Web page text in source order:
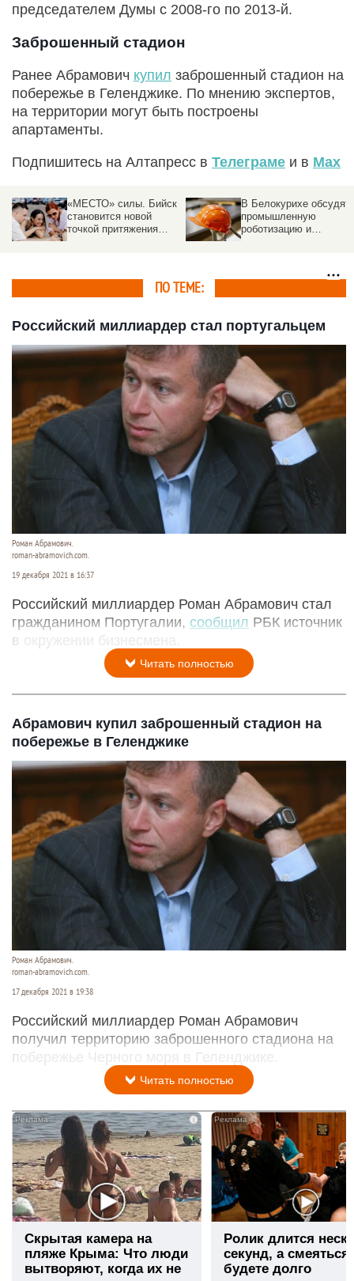
председателем Думы с 2008-го по 2013-й.
Заброшенный стадион
Ранее Абрамович купил заброшенный стадион на
побережье в Геленджике. По мнению экспертов,
на территории могут быть построены
апартаменты.
Подпишитесь на Алтапресс в Телеграме и в Max
«МЕСТО» силы. Бийск
становится новой
точкой притяжения
В Белокурихе обсудят
промышленную
роботизацию и
ПО ТЕМЕ:
Российский миллиардер стал португальцем
Роман Абрамович.
roman-abramovich.com.
19 декабря 2021 в 16:37
Российский миллиардер Роман Абрамович стал
гражданином Португалии, сообщил РБК источник
в окружении бизнесмена.
Читать полностью
Абрамович купил заброшенный стадион на
побережье в Геленджике
Роман Абрамович.
roman-abramovich.com.
17 декабря 2021 в 19:38
Российский миллиардер Роман Абрамович
получил территорию заброшенного стадиона на
побережье Черного моря в Геленджике.
Читать полностью
i
Скрытая камера на
пляже Крыма: Что люди
вытворяют, когда их не
Ролик длится
секунд, а
будете долго